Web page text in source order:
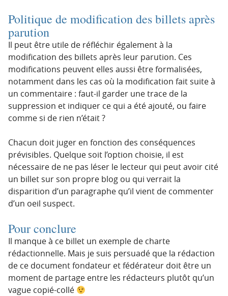
Politique de modification des billets après
parution
Il peut être utile de réfléchir également à la
modification des billets après leur parution. Ces
modifications peuvent elles aussi être formalisées,
notamment dans les cas où la modification fait suite à
un commentaire : faut-il garder une trace de la
suppression et indiquer ce qui a été ajouté, ou faire
comme si de rien n’était ?
Chacun doit juger en fonction des conséquences
prévisibles. Quelque soit l’option choisie, il est
nécessaire de ne pas léser le lecteur qui peut avoir cité
un billet sur son propre blog ou qui verrait la
disparition d’un paragraphe qu’il vient de commenter
d’un oeil suspect.
Pour conclure
Il manque à ce billet un exemple de charte
rédactionnelle. Mais je suis persuadé que la rédaction
de ce document fondateur et fédérateur doit être un
moment de partage entre les rédacteurs plutôt qu’un
vague copié-collé